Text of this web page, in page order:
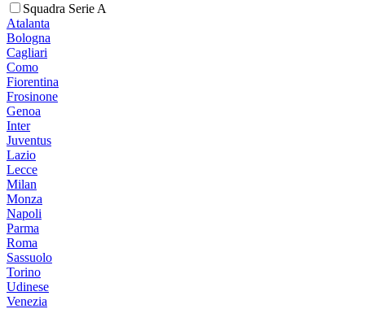
Squadra Serie A
Atalanta
Bologna
Cagliari
Como
Fiorentina
Frosinone
Genoa
Inter
Juventus
Lazio
Lecce
Milan
Monza
Napoli
Parma
Roma
Sassuolo
Torino
Udinese
Venezia